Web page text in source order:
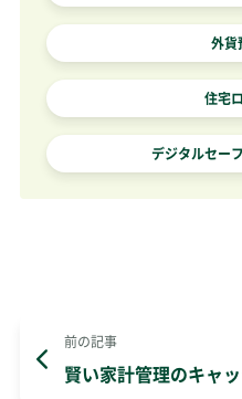
外貨
住宅
デジタルセー
前の記事
賢い家計管理のキャ